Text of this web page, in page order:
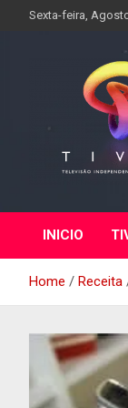
Sexta-feira,
INICIO
Home Receita